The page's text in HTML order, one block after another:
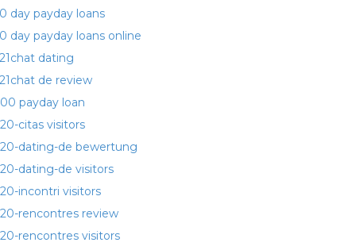
day payday loans
day payday loans online
dating
de review
payday loan
citas visitors
dating-de bewertung
dating-de visitors
incontri visitors
rencontres review
rencontres visitors